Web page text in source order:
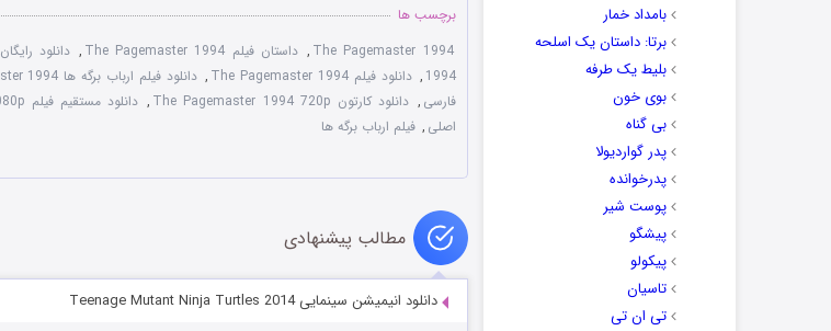
بامداد خمار
برتا: داستان یک اسلحه
بلیط یک‌‌ طرفه
بوی خون
بی گناه
پدر گواردیولا
پدرخوانده
پوست شیر
پیشگو
پیکولو
تاسیان
تی ان تی
برچسب ها
The Pagemaster 1994
, داستان فیلم The Pagemaster 1994 , دانلود رایگان
1994
, دانلود فیلم The Pagemaster 1994 , دانلود فیلم ارباب برگه ها The Pagemaster 1994
فارسی , دانلود کارتون The Pagemaster 1994 720p , دانلود مستقیم فیلم The Pagemaster 1994 1080p
اصلی , فیلم ارباب برگه ها
مطالب پیشنهادی
دانلود انیمیشن سینمایی Teenage Mutant Ninja Turtles 2014